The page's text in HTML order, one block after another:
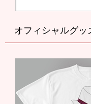
オフィシャルグッ